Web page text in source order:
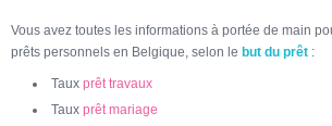
Vous avez toutes les informations à portée de main
prêts personnels en Belgique, selon le but du prêt :
Taux prêt travaux
Taux prêt mariage